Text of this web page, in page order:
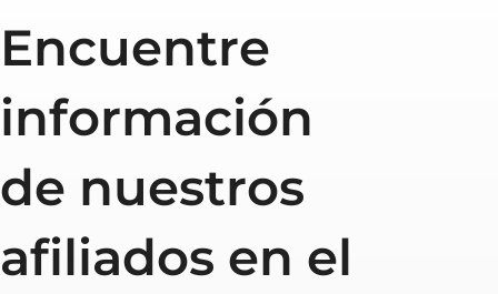
Encuentre
información
de nuestros
afiliados en el